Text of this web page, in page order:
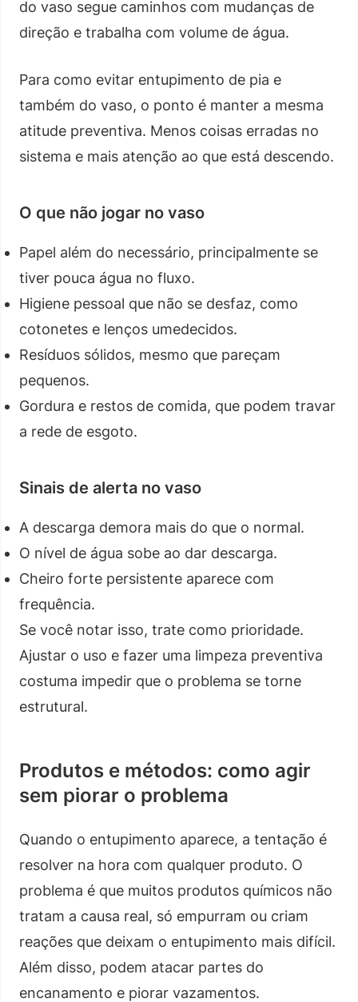
do vaso segue caminhos com mudanças de
direção e trabalha com volume de água.
Para como evitar entupimento de pia e
também do vaso, o ponto é manter a mesma
atitude preventiva. Menos coisas erradas no
sistema e mais atenção ao que está descendo.
O que não jogar no vaso
Papel além do necessário, principalmente se
tiver pouca água no fluxo.
Higiene pessoal que não se desfaz, como
cotonetes e lenços umedecidos.
Resíduos sólidos, mesmo que pareçam
pequenos.
Gordura e restos de comida, que podem travar
a rede de esgoto.
Sinais de alerta no vaso
A descarga demora mais do que o normal.
O nível de água sobe ao dar descarga.
Cheiro forte persistente aparece com
frequência.
Se você notar isso, trate como prioridade.
Ajustar o uso e fazer uma limpeza preventiva
costuma impedir que o problema se torne
estrutural.
Produtos e métodos: como agir
sem piorar o problema
Quando o entupimento aparece, a tentação é
resolver na hora com qualquer produto. O
problema é que muitos produtos químicos não
tratam a causa real, só empurram ou criam
reações que deixam o entupimento mais difícil.
Além disso, podem atacar partes do
encanamento e piorar vazamentos.